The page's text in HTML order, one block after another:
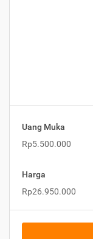
Uang Muka
Rp5.500.000
Harga
Rp26.950.000